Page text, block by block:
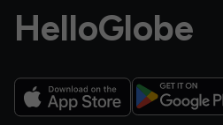
HelloGlobe